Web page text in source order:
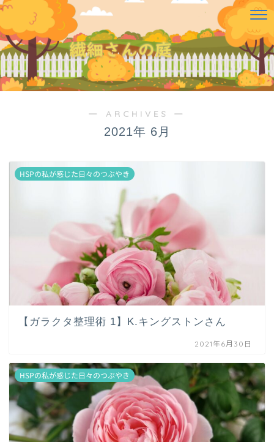
― ARCHIVES ―
2021年 6月
HSPの私が感じた日々のつぶやき
【ガラクタ整理術 1】K.キングストンさん
2021年6月30日
HSPの私が感じた日々のつぶやき